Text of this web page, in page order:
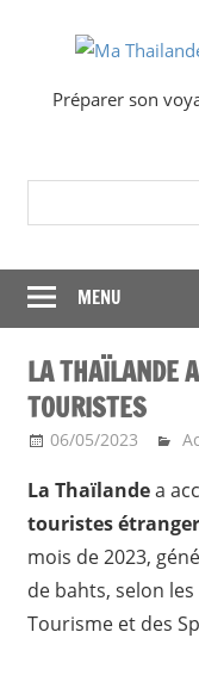
Préparer son
MENU
LA THAÏLANDE
TOURISTES
06/05/2023
La Thaïlandea
touristes
mois de 2023,
de bahts, selon
Tourisme et des